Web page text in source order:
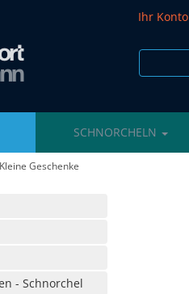
Ihr Konto
SCHNORCHELN
Kleine Geschenke
- Schnorchel